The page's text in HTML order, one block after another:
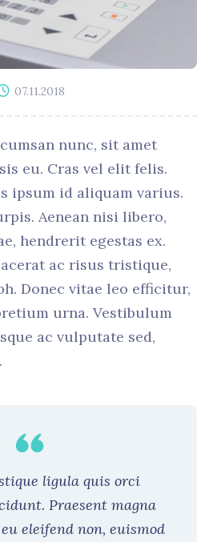
07.11.2018
nunc, sit amet
eu. Cras vel elit felis.
ipsum id aliquam varius.
Aenean nisi libero,
hendrerit egestas ex.
ac risus tristique,
Donec vitae leo efficitur,
urna. Vestibulum
ac vulputate sed,
ligula quis orci
Praesent magna
eleifend non, euismod